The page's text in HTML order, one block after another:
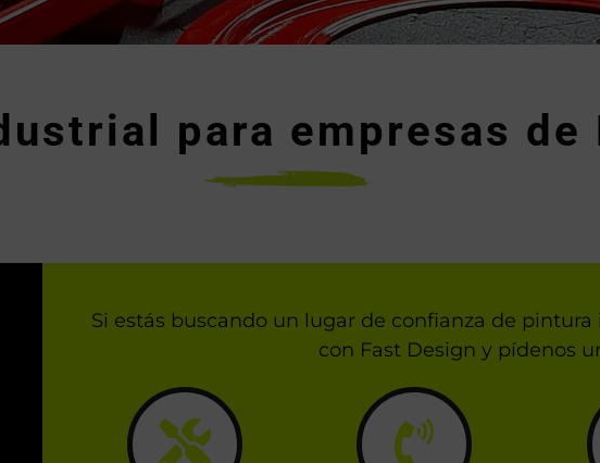
para empresas de
Si estás buscando un lugar de confianza de
con Fast Design y pídenos